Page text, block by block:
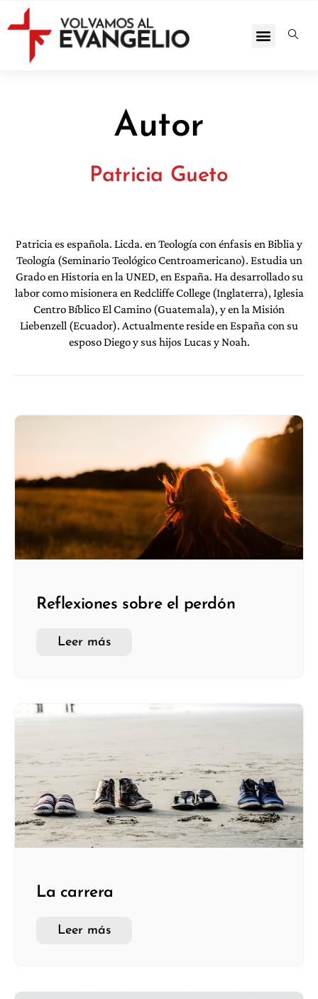
Autor
Patricia Gueto
Patricia es española. Licda. en Teología con énfasis en Biblia y
Teología (Seminario Teológico Centroamericano). Estudia un
Grado en Historia en la UNED, en España. Ha desarrollado su
labor como misionera en Redcliffe College (Inglaterra), Iglesia
Centro Bíblico El Camino (Guatemala), y en la Misión
Liebenzell (Ecuador). Actualmente reside en España con su
esposo Diego y sus hijos Lucas y Noah.
Reflexiones sobre el perdón
Leer más
La carrera
Leer más